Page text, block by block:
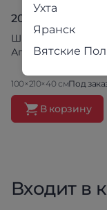
20 090 ₽
Шкаф 2-х
Апполия Белый
100×210×40 смПод
В корзину
Входит в
Ухта
Яранск
Вятские